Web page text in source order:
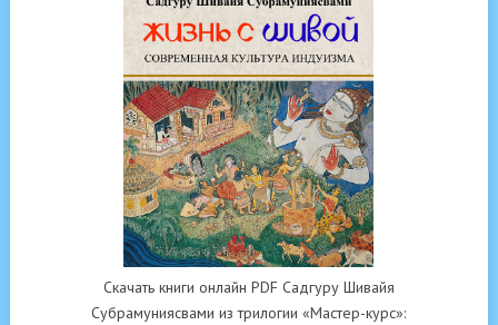
Скачать книги онлайн PDF Садгуру Шивайя
Субрамуниясвами из трилогии «Мастер-курс»: